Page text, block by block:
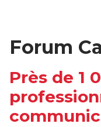
Forum
Près de 1